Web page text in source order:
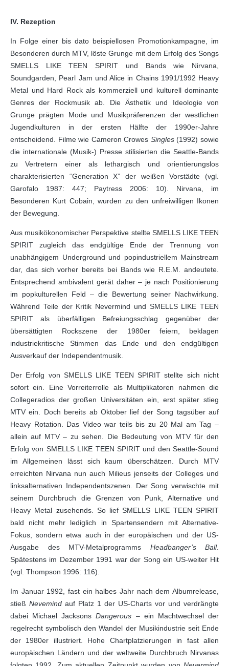
IV. Rezeption
In Folge einer bis dato beispiellosen Promotionkampagne, im
Besonderen durch MTV, löste Grunge mit dem Erfolg des Songs
SMELLS LIKE TEEN SPIRIT und Bands wie Nirvana,
Soundgarden, Pearl Jam und Alice in Chains 1991/1992 Heavy
Metal und Hard Rock als kommerziell und kulturell dominante
Genres der Rockmusik ab. Die Ästhetik und Ideologie von
Grunge prägten Mode und Musikpräferenzen der westlichen
Jugendkulturen in der ersten Hälfte der 1990er-Jahre
entscheidend. Filme wie Cameron Crowes Singles (1992) sowie
die internationale (Musik-) Presse stilisierten die Seattle-Bands
zu Vertretern einer als lethargisch und orientierungslos
charakterisierten “Generation X” der weißen Vorstädte (vgl.
Garofalo 1987: 447; Paytress 2006: 10). Nirvana, im
Besonderen Kurt Cobain, wurden zu den unfreiwilligen Ikonen
der Bewegung.
Aus musikökonomischer Perspektive stellte SMELLS LIKE TEEN
SPIRIT zugleich das endgültige Ende der Trennung von
unabhängigem Underground und popindustriellem Mainstream
dar, das sich vorher bereits bei Bands wie R.E.M. andeutete.
Entsprechend ambivalent gerät daher – je nach Positionierung
im popkulturellen Feld – die Bewertung seiner Nachwirkung.
Während Teile der Kritik Nevermind und SMELLS LIKE TEEN
SPIRIT als überfälligen Befreiungsschlag gegenüber der
übersättigten Rockszene der 1980er feiern, beklagen
industriekritische Stimmen das Ende und den endgültigen
Ausverkauf der Independentmusik.
Der Erfolg von SMELLS LIKE TEEN SPIRIT stellte sich nicht
sofort ein. Eine Vorreiterrolle als Multiplikatoren nahmen die
Collegeradios der großen Universitäten ein, erst später stieg
MTV ein. Doch bereits ab Oktober lief der Song tagsüber auf
Heavy Rotation. Das Video war teils bis zu 20 Mal am Tag –
allein auf MTV – zu sehen. Die Bedeutung von MTV für den
Erfolg von SMELLS LIKE TEEN SPIRIT und den Seattle-Sound
im Allgemeinen lässt sich kaum überschätzen. Durch MTV
erreichten Nirvana nun auch Milieus jenseits der Colleges und
linksalternativen Independentszenen. Der Song verwischte mit
seinem Durchbruch die Grenzen von Punk, Alternative und
Heavy Metal zusehends. So lief SMELLS LIKE TEEN SPIRIT
bald nicht mehr lediglich in Spartensendern mit Alternative-
Fokus, sondern etwa auch in der europäischen und der US-
Ausgabe des MTV-Metalprogramms Headbanger’s Ball.
Spätestens im Dezember 1991 war der Song ein US-weiter Hit
(vgl. Thompson 1996: 116).
Im Januar 1992, fast ein halbes Jahr nach dem Albumrelease,
stieß Nevemind auf Platz 1 der US-Charts vor und verdrängte
dabei Michael JacksonsDangerous – ein Machtwechsel der
regelrecht symbolisch den Wandel der Musikindustrie seit Ende
der 1980er illustriert. Hohe Chartplatzierungen in fast allen
europäischen Ländern und der weltweite Durchbruch Nirvanas